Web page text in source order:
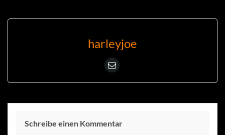
harleyjoe
Schreibe einen Kommentar